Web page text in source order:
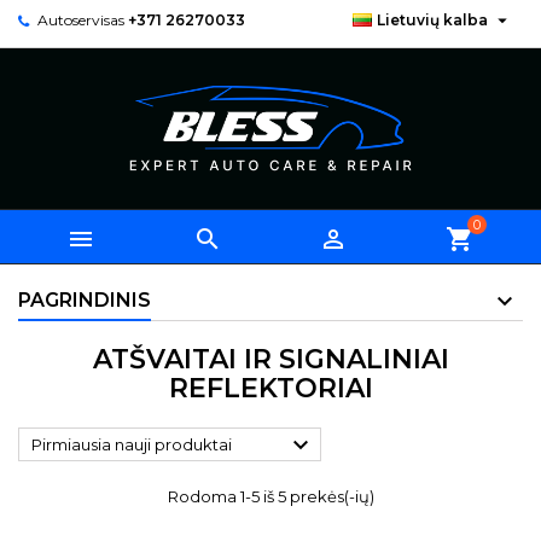
Autoservisas +371 26270033 Lietuvių kalba 
   shopping_cart0
PAGRINDINIS
ATŠVAITAI IR SIGNALINIAI
REFLEKTORIAI
Pirmiausia nauji produktai 
Rodoma 1-5 iš 5 prekės(-ių)